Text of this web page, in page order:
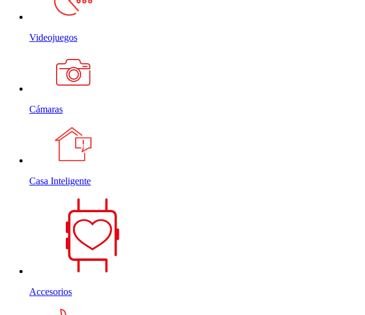
Videojuegos
Cámaras
Casa Inteligente
Accesorios